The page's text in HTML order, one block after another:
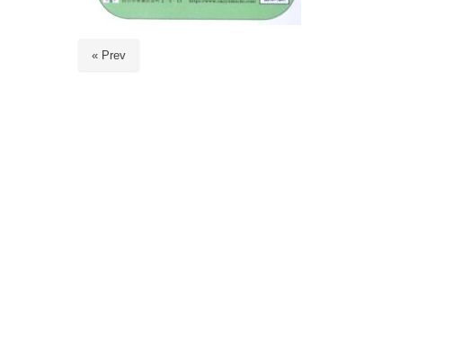
« Prev